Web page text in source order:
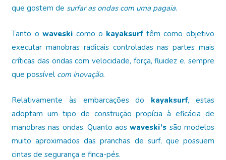
que gostem de surfar as ondas com uma pagaia.
Tanto owaveski como o kayaksurftêm como objetivo
executar manobras radicais controladas nas partes mais
críticas das ondas com velocidade, força, fluidez e, sempre
que possível com inovação.
Relativamente às embarcações do kayaksurf, estas
adoptam um tipo de construção propícia à eficácia de
manobras nas ondas. Quanto aoswaveski’s são modelos
muito aproximados das pranchas de surf, que possuem
cintas de segurança e finca-pés.